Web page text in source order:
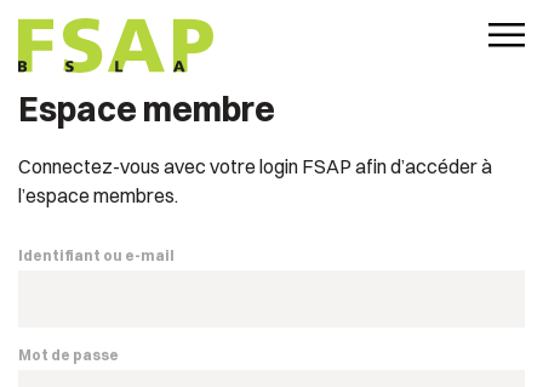
Espace membre
Connectez-vous avec votre login FSAP afin d’accéder à
l’espace membres.
Identifiant ou e-mail
Mot de passe